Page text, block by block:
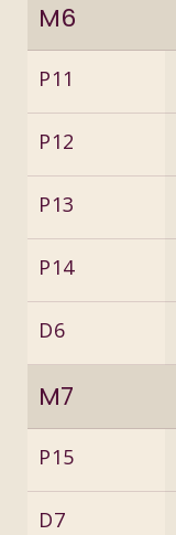
M6
P11
P12
P13
P14
D6
M7
P15
D7